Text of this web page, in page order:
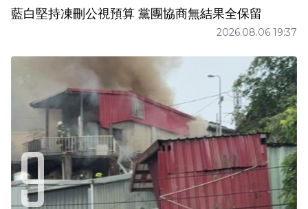
藍白堅持凍刪公視預算 黨團協商無結果全保留
2026.08.06 19:37